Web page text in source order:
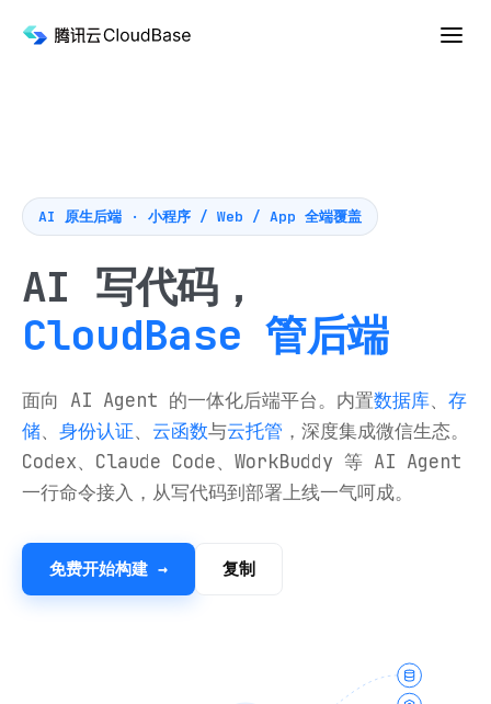
AI 原生后端 · 小程序 / Web / App 全端覆盖
AI 写代码，
CloudBase 管后端
面向 AI Agent 的一体化后端平台。内置数据库、 存
储、 身份认证、 云函数与云托管 ，深度集成微信生态。
Codex、Claude Code、WorkBuddy 等 AI Agent
一行命令接入，从写代码到部署上线一气呵成。
免费开始构建 → 复制